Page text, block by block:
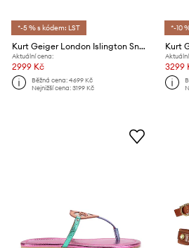
*-5 % s kódem: LST
Kurt Geiger London Islington Sneaker sneakers boty dámské kožené
Aktuální cena:
2999 Kč
Běžná cena:4699 Kč
Nejnižší cena:3199 Kč
*-10
3299